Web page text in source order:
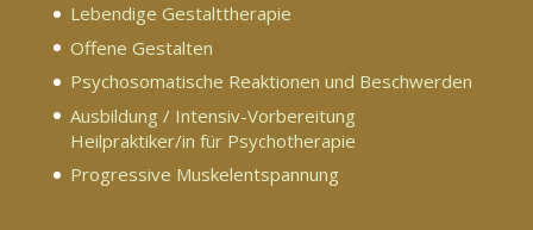
Lebendige Gestalttherapie
Offene Gestalten
Psychosomatische Reaktionen und Beschwerden
Ausbildung / Intensiv-Vorbereitung
Heilpraktiker/in für Psychotherapie
Progressive Muskelentspannung